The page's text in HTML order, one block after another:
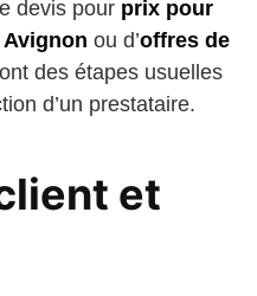
devis pour prix pour
ou d’offres de
des étapes usuelles
d’un prestataire.
et